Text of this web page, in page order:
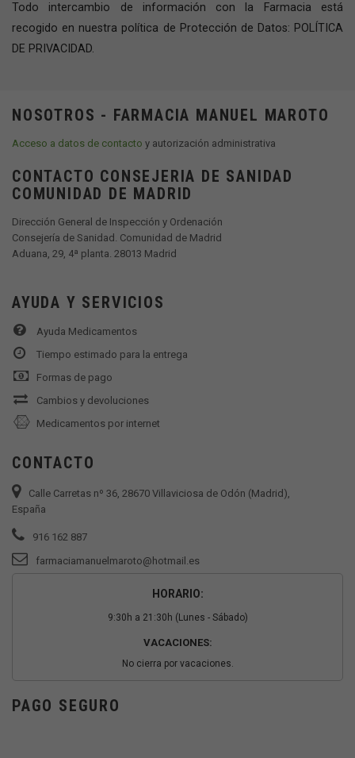
Todo intercambio de información con la Farmacia está
recogido en nuestra política de Protección de Datos: POLÍTICA
DE PRIVACIDAD.
NOSOTROS - FARMACIA MANUEL MAROTO
Acceso a datos de contacto y autorización administrativa
CONTACTO CONSEJERIA DE SANIDAD
COMUNIDAD DE MADRID
Dirección General de Inspección y Ordenación
Consejería de Sanidad. Comunidad de Madrid
Aduana, 29, 4ª planta. 28013 Madrid
AYUDA Y SERVICIOS
Ayuda Medicamentos
Tiempo estimado para la entrega
Formas de pago
Cambios y devoluciones
Medicamentos por internet
CONTACTO
Calle Carretas nº 36, 28670 Villaviciosa de Odón (Madrid),
España
916 162 887
farmaciamanuelmaroto@hotmail.es
HORARIO:
9:30h a 21:30h (Lunes - Sábado)
VACACIONES:
No cierra por vacaciones.
PAGO SEGURO